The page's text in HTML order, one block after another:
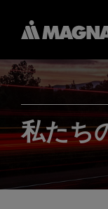
私たち